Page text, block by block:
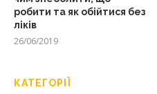
робити та як обійтися без
ліків
26/06/2019
КАТЕГОРІЇ